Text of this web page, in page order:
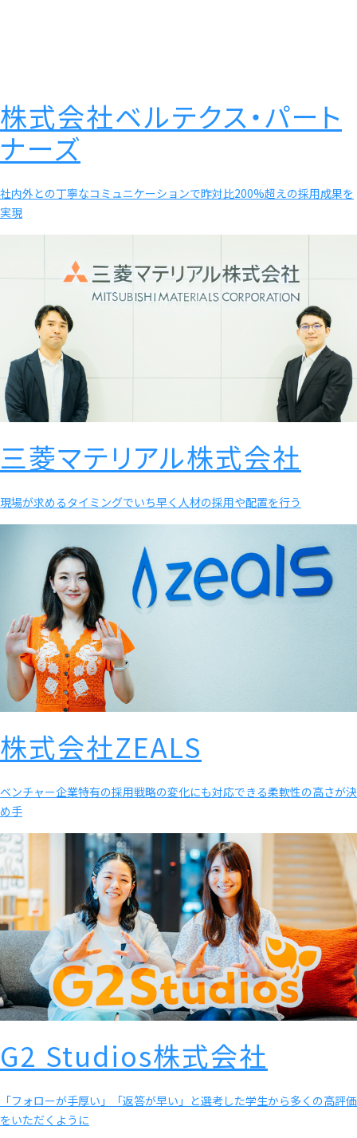
株式会社ベルテクス・パート
ナーズ
社内外との丁寧なコミュニケーションで昨対比200%超えの採用成果を
実現
三菱マテリアル株式会社
現場が求めるタイミングでいち早く人材の採用や配置を行う
株式会社ZEALS
ベンチャー企業特有の採用戦略の変化にも対応できる柔軟性の高さが決
め手
G2 Studios株式会社
「フォローが手厚い」「返答が早い」と選考した学生から多くの高評価
をいただくように